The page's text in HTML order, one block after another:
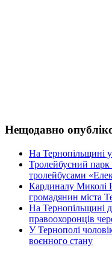
Нещодавно
На Тернопільщині у
Тролейбусний
тролейбусами
Кардиналу Миколі
громадянин міста
На Тернопільщині
правоохоронців
У Тернополі
воєнного стану